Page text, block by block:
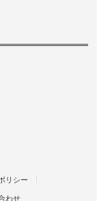
リシー
わせ